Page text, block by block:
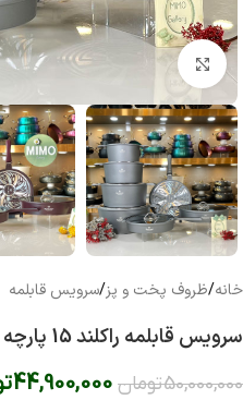
بزرگنمایی تصویر
خانه/ظروف پخت و پز/سرویس قابلمه
سرویس قابلمه راکلند 15 پارچه قالب آلمانی
50,000,000تومان 44,900,000